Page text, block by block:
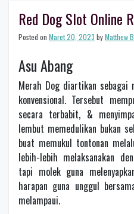
Red Dog Slot Online
Posted on Maret 20, 2023 byMatthew
Asu Abang
Merah Dog diartikan
konvensional. Tersebut
secara terbabit, &
lembut memedulikan bukan
buat memukul tontonan
lebih-lebih melaksanakan
tapi molek guna
harapan guna unggul
melampaui.